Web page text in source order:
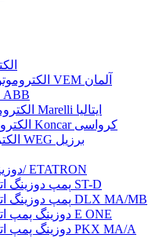
الکتروموتور وی ای ام VEM آلمان
الکتروموتور ABB
الکتروموتور مارلی Marelli ایتالیا
الکتروموتور کنچار Koncar کرواسی
الکتروموتور وگ WEG برزیل
دوزینگ پمپ های ایتالیا/ ETATRON
پمپ دوزینگ اتاترون سری ST-D
پمپ دوزینگ اتاترون سری DLX MA/MB
دوزینگ پمپ اتاترون سری E ONE
دوزینگ پمپ اتاترون سری PKX MA/A